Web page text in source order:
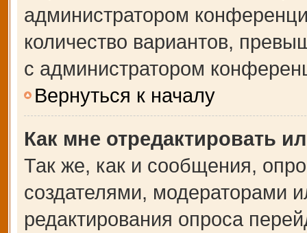
администратором
количество вариантов,
с администратором
Вернуться к началу
Как мне отредактировать
Так же, как и сообщения,
создателями, модераторами
редактирования опроса